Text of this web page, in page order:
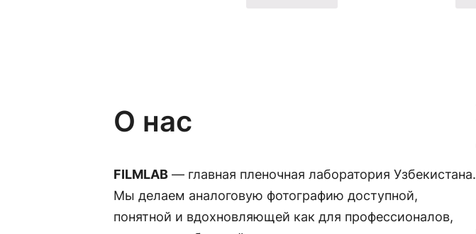
О нас
FILMLAB — главная пленочная лаборатория Узбекистана.
Мы делаем аналоговую фотографию доступной,
понятной и вдохновляющей как для профессионалов,